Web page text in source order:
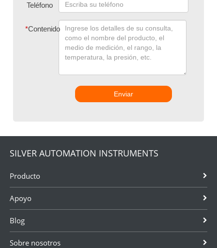
Teléfono
*Contenido
Enviar
SILVER AUTOMATION INSTRUMENTS
Producto
Apoyo
Blog
Sobre nosotros